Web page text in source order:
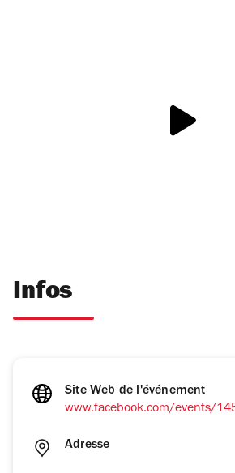
Infos
Site Web de l'événement
www.facebook.com/events/
Adresse